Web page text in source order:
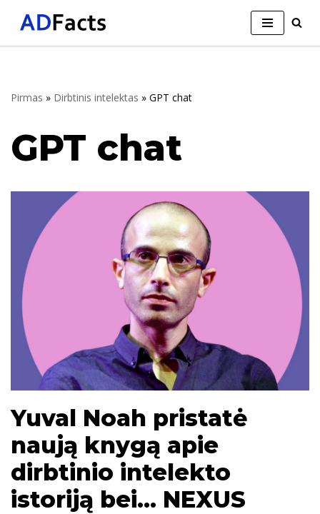
Pirmas » Dirbtinis intelektas » GPT chat
GPT chat
Yuval Noah pristatė
naują knygą apie
dirbtinio intelekto
istoriją bei… NEXUS